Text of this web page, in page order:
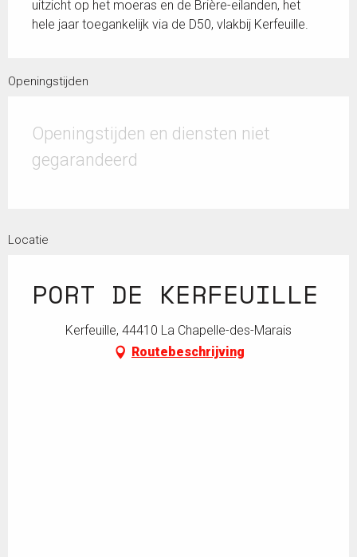
uitzicht op het moeras en de Brière-eilanden, het
hele jaar toegankelijk via de D50, vlakbij Kerfeuille.
Openingstijden
Openingstijden en diensten niet
gegarandeerd
Locatie
PORT DE KERFEUILLE
Kerfeuille, 44410 La Chapelle-des-Marais
Routebeschrijving